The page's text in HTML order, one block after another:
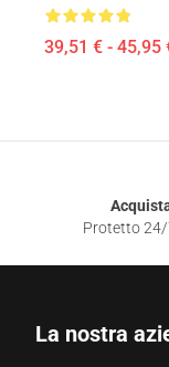
39,51 € - 45,95
Protetto 24/
La nostra